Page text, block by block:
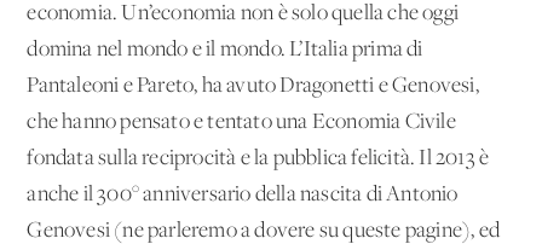
economia. Un’economia non è solo quella che oggi
domina nel mondo e il mondo. L’Italia prima di
Pantaleoni e Pareto, ha avuto Dragonetti e Genovesi,
che hanno pensato e tentato una Economia Civile
fondata sulla reciprocità e la pubblica felicità. Il 2013 è
anche il 300° anniversario della nascita di Antonio
Genovesi (ne parleremo a dovere su queste pagine), ed